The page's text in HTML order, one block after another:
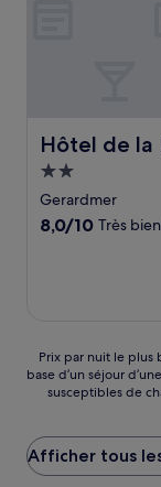
Hôtel de la
Hôtel de la
Hébergement
2.0 étoiles
Gerardmer
8.0
8,0/10 Très bien
Prix
par
nuit
plus
bas
trouvé
Prix par nuit le plus
base d’un séjour
susceptibles de
Afficher tous